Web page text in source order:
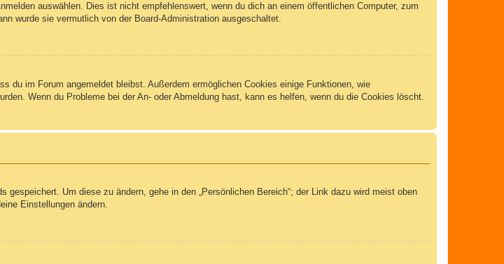
auswählen. Dies ist nicht empfehlenswert, wenn du dich an einem öffentlichen Computer, zum
wurde sie vermutlich von der Board-Administration ausgeschaltet.
du im Forum angemeldet bleibst. Außerdem ermöglichen Cookies einige Funktionen, wie
Wenn du Probleme bei der An- oder Abmeldung hast, kann es helfen, wenn du die Cookies löscht.
Um diese zu ändern, gehe in den „Persönlichen Bereich“; der Link dazu wird meist oben
Einstellungen ändern.